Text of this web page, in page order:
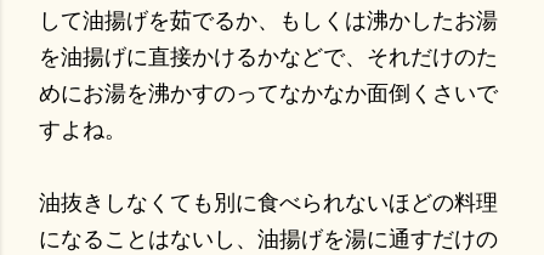
して油揚げを茹でるか、もしくは沸かしたお湯
を油揚げに直接かけるかなどで、それだけのた
めにお湯を沸かすのってなかなか面倒くさいで
すよね。
油抜きしなくても別に食べられないほどの料理
になることはないし、油揚げを湯に通すだけの